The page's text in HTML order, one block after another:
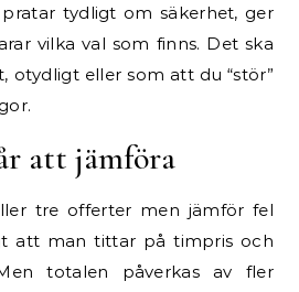
tydligt om säkerhet, ger
vilka val som finns. Det ska
otydligt eller som att du “stör”
att jämföra
tre offerter men jämför fel
att man tittar på timpris och
totalen påverkas av fler